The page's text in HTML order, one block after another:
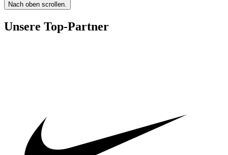
Nach oben scrollen.
Unsere Top-Partner